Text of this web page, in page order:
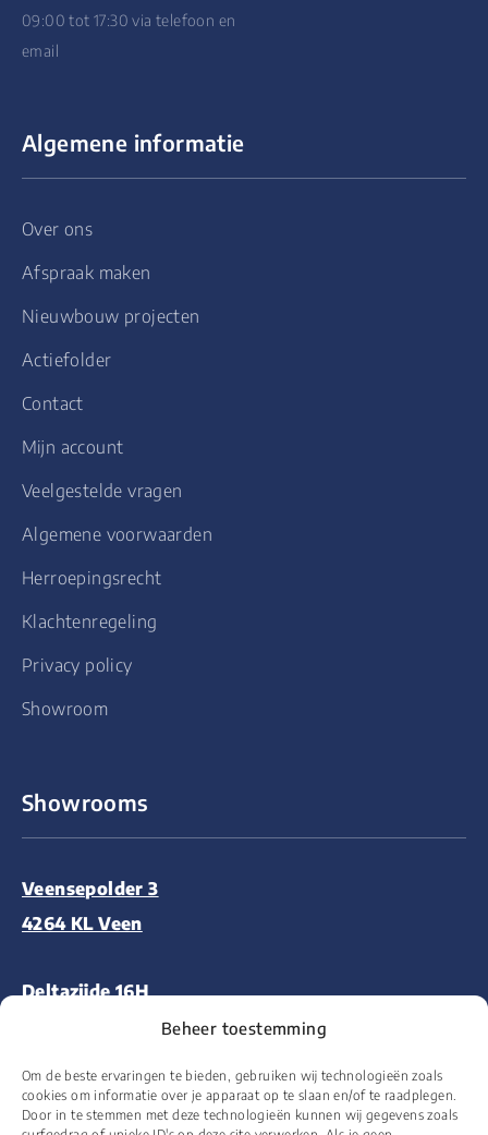
Beheer toestemming
Om de beste ervaringen te bieden, gebruiken wij technologieën zoals
cookies om informatie over je apparaat op te slaan en/of te raadplegen.
Door in te stemmen met deze technologieën kunnen wij gegevens zoals
09:00 tot 17:30 via telefoon en
email
Algemene informatie
Over ons
Afspraak maken
Nieuwbouw projecten
Actiefolder
Contact
Mijn account
Veelgestelde vragen
Algemene voorwaarden
Herroepingsrecht
Klachtenregeling
Privacy policy
Showroom
Showrooms
Veensepolder 3
4264 KL Veen
Deltazijde 16H
1261 ZM Blaricum
Aalsmeerderweg 227
1432 CM Aalsmeer